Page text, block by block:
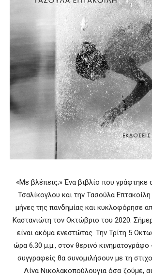
«Με βλέπεις;» Ένα βιβλίο που γράφτηκε
Τσαλίκογλου και την Τασούλα
μήνες της πανδημίας και κυκλοφόρησε
Καστανιώτη τον Οκτώβριο του 2020.
είναι ακόμα ενεστώτας. Την Τρίτη 5
ώρα 6.30 μ.μ., στον θερινό κινηματογράφο
συγγραφείς θα συνομιλήσουν με τη
Λίνα Νικολακοπούλουγια όσα ζούμε,